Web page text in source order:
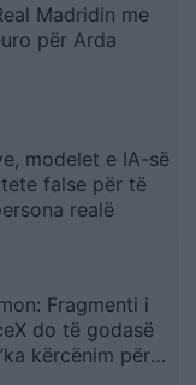
Madridin me
për Arda
modelet e IA-së
false për të
realë
Fragmenti i
do të godasë
kërcënim për